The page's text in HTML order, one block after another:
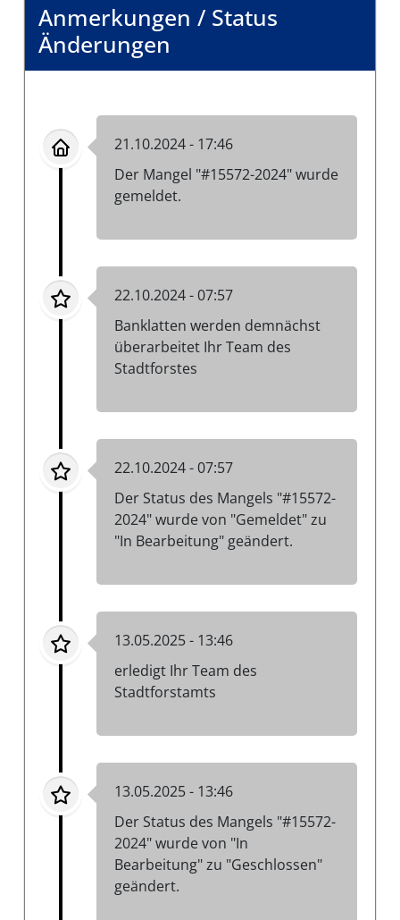
Anmerkungen / Status
Änderungen
21.10.2024 - 17:46
Der Mangel "#15572-2024" wurde
gemeldet.
22.10.2024 - 07:57
Banklatten werden demnächst
überarbeitet Ihr Team des
Stadtforstes
22.10.2024 - 07:57
Der Status des Mangels "#15572-
2024" wurde von "Gemeldet" zu
"In Bearbeitung" geändert.
13.05.2025 - 13:46
erledigt Ihr Team des
Stadtforstamts
13.05.2025 - 13:46
Der Status des Mangels "#15572-
2024" wurde von "In
Bearbeitung" zu "Geschlossen"
geändert.